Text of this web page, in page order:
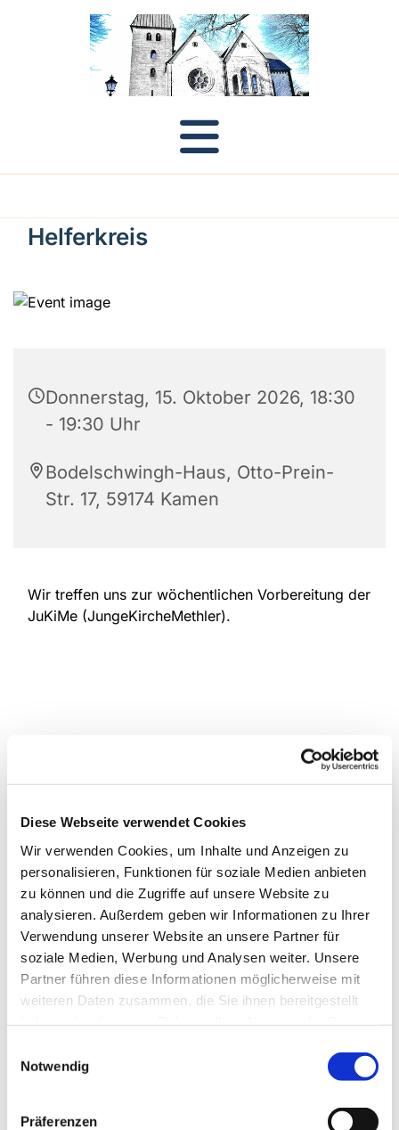
Diese Webseite verwendet Cookies
Wir verwenden Cookies, um Inhalte und Anzeigen zu
personalisieren, Funktionen für soziale Medien anbieten
zu können und die Zugriffe auf unsere Website zu
analysieren. Außerdem geben wir Informationen zu Ihrer
Verwendung unserer Website an unsere Partner für
soziale Medien, Werbung und Analysen weiter. Unsere
Partner führen diese Informationen möglicherweise mit
weiteren Daten zusammen, die Sie ihnen bereitgestellt
Notwendig
Präferenzen
Helferkreis
Donnerstag, 15. Oktober 2026, 18:30
- 19:30 Uhr
Bodelschwingh-Haus, Otto-Prein-
Str. 17, 59174 Kamen
Wir treffen uns zur wöchentlichen Vorbereitung der
JuKiMe (JungeKircheMethler).